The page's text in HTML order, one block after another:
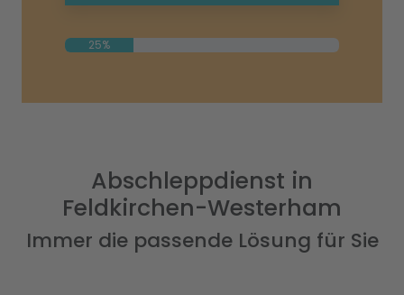
25%
Abschleppdienst in
Feldkirchen-Westerham
Immer die passende Lösung für Sie